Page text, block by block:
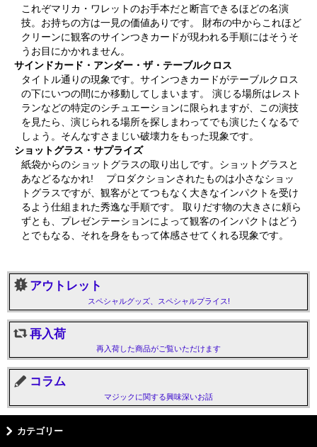
これぞマリカ・ワレットのお手本だと断言できるほどの名演
技。お持ちの方は一見の価値ありです。 財布の中からこれほど
クリーンに観客のサインつきカードが現われる手順にはそうそ
うお目にかかれません。
サインドカード・アンダー・ザ・テーブルクロス
タイトル通りの現象です。サインつきカードがテーブルクロス
の下にいつの間にか移動してしまいます。 演じる場所はレスト
ランなどの特定のシチュエーションに限られますが、この演技
を見たら、演じられる場所を探しまわってでも演じたくなるで
しょう。そんなすさまじい破壊力をもった現象です。
ショットグラス・サプライズ
紙袋からのショットグラスの取り出しです。ショットグラスと
あなどるなかれ! プロダクションされたものは小さなショッ
トグラスですが、観客がとてつもなく大きなインパクトを受け
るよう仕組まれた秀逸な手順です。 取りだす物の大きさに頼ら
ずとも、プレゼンテーションによって観客のインパクトはどう
とでもなる、それを身をもって体感させてくれる現象です。
アウトレット
スペシャルグッズ、スペシャルプライス!
再入荷
再入荷した商品がご覧いただけます
コラム
マジックに関する興味深いお話
カテゴリー